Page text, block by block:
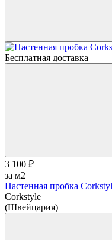
Бесплатная доставка
3 100 ₽
за м2
Настенная пробка
Corkstyle
(Швейцария)